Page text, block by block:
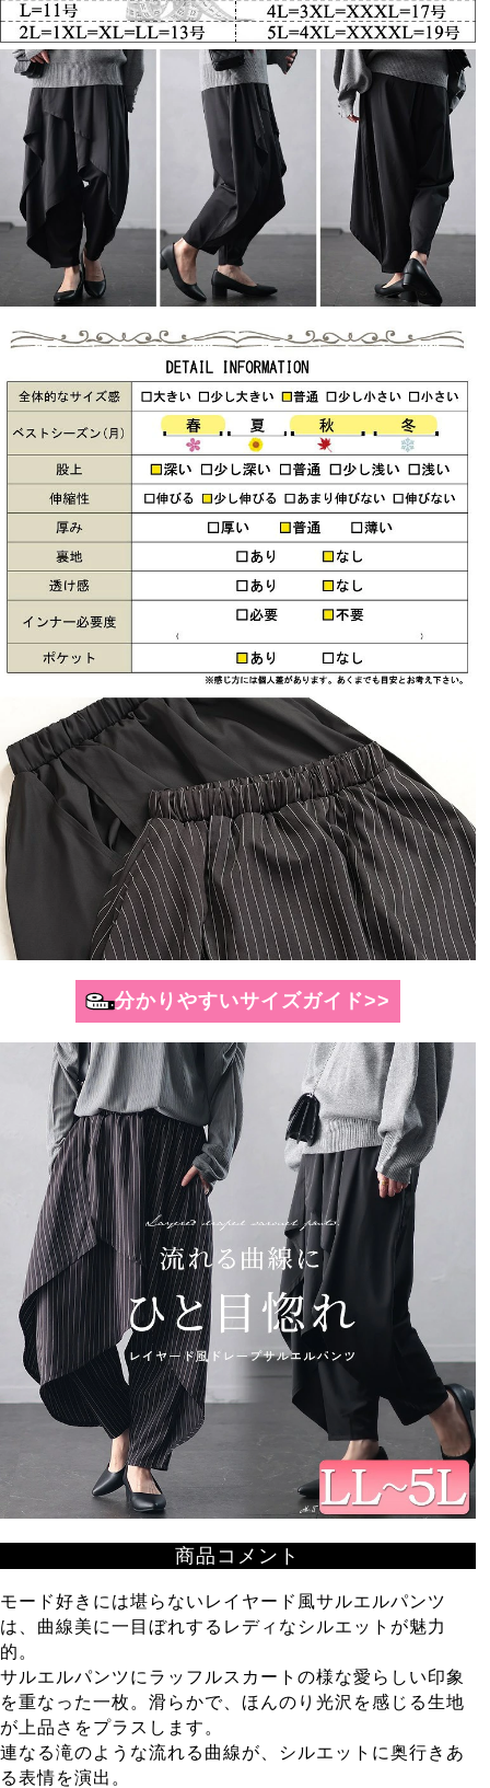
分かりやすいサイズガイド>>
商品コメント
モード好きには堪らないレイヤード風サルエルパンツ
は、曲線美に一目ぼれするレディなシルエットが魅力
的。
サルエルパンツにラッフルスカートの様な愛らしい印象
を重なった一枚。滑らかで、ほんのり光沢を感じる生地
が上品さをプラスします。
連なる滝のような流れる曲線が、シルエットに奥行きあ
る表情を演出。